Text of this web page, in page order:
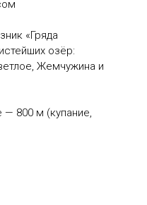
«Гряда
озёр:
Жемчужина и
800 м (купание,